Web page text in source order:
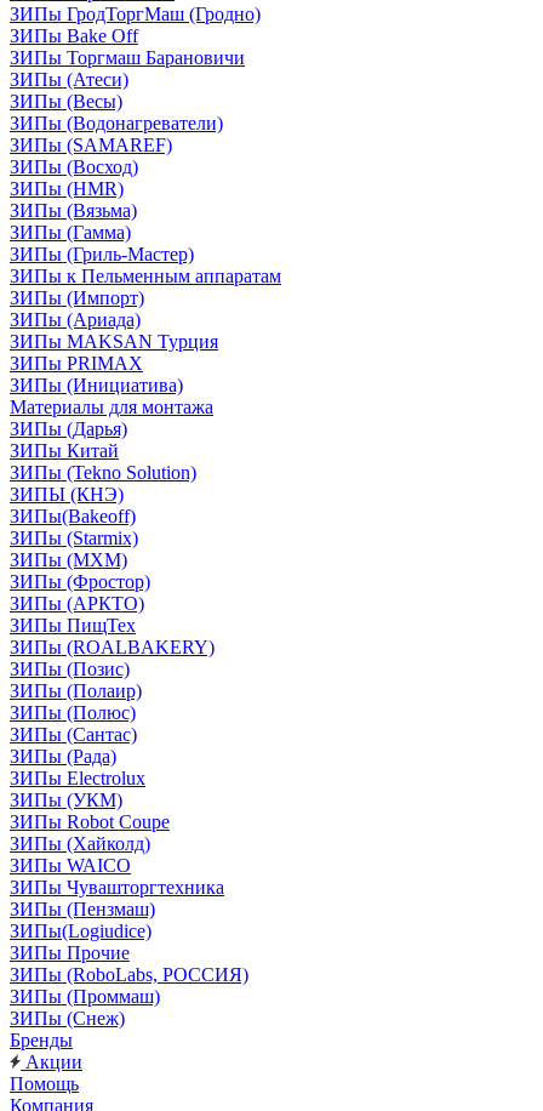
ЗИПы ГродТоргМаш (Гродно)
ЗИПы Bake Off
ЗИПы Торгмаш Барановичи
ЗИПы (Атеси)
ЗИПы (Весы)
ЗИПы (Водонагреватели)
ЗИПы (SAMAREF)
ЗИПы (Восход)
ЗИПы (HMR)
ЗИПы (Вязьма)
ЗИПы (Гамма)
ЗИПы (Гриль-Мастер)
ЗИПы к Пельменным аппаратам
ЗИПы (Импорт)
ЗИПы (Ариада)
ЗИПы MAKSAN Турция
ЗИПы PRIMAX
ЗИПы (Инициатива)
Материалы для монтажа
ЗИПы (Дарья)
ЗИПы Китай
ЗИПы (Tekno Solution)
ЗИПЫ (КНЭ)
ЗИПы(Bakeoff)
ЗИПы (Starmix)
ЗИПы (МХМ)
ЗИПы (Фростор)
ЗИПы (АРКТО)
ЗИПы ПищТех
ЗИПы (ROALBAKERY)
ЗИПы (Позис)
ЗИПы (Полаир)
ЗИПы (Полюс)
ЗИПы (Сантас)
ЗИПы (Рада)
ЗИПы Electrolux
ЗИПы (УКМ)
ЗИПы Robot Coupe
ЗИПы (Хайколд)
ЗИПы WAICO
ЗИПы Чувашторгтехника
ЗИПы (Пензмаш)
ЗИПы(Logiudice)
ЗИПы Прочие
ЗИПы (RoboLabs, РОССИЯ)
ЗИПы (Проммаш)
ЗИПы (Снеж)
Бренды
Акции
Помощь
Компания